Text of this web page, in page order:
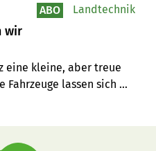
wir
eine kleine, aber treue
Fahrzeuge lassen sich
ABO Landtechnik